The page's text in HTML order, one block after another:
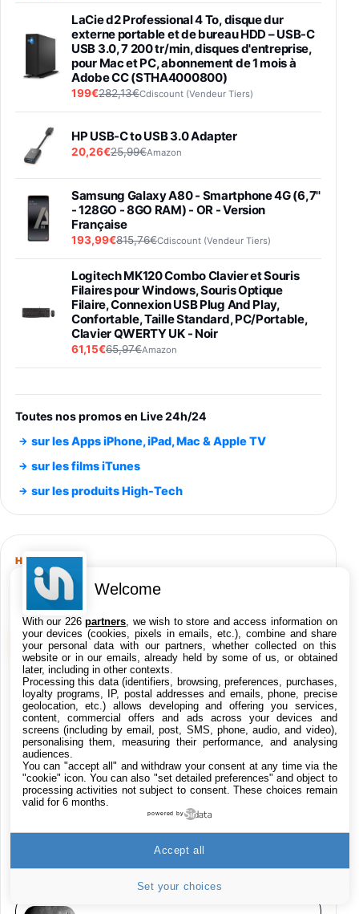
LaCie d2 Professional 4 To, disque dur
externe portable et de bureau HDD – USB-C
USB 3.0, 7 200 tr/min, disques d'entreprise,
pour Mac et PC, abonnement de 1 mois à
Adobe CC (STHA4000800)
199€282,13€Cdiscount (Vendeur Tiers)
HP USB-C to USB 3.0 Adapter
20,26€25,99€Amazon
Samsung Galaxy A80 - Smartphone 4G (6,7''
- 128GO - 8GO RAM) - OR - Version
Française
193,99€815,76€Cdiscount (Vendeur Tiers)
Logitech MK120 Combo Clavier et Souris
Filaires pour Windows, Souris Optique
Filaire, Connexion USB Plug And Play,
Confortable, Taille Standard, PC/Portable,
Clavier QWERTY UK - Noir
61,15€65,97€Amazon
entraénement direct 3 vitesses (33-45-78
trs/min) avec pre-ampli intégré et port USB
Smartphone SAMSUNG Galaxy S26 Ultra
891,99€1199€Fnac (Vendeur Tiers)
Smartphone SAMSUNG Galaxy S26+ Violet
648,63€834,71€Fnac (Vendeur Tiers)
Samsung Galaxy Miracle Ultra, Smartphone
Android 5G avec Galaxy AI, 512 Go,
Chargeur Secteur Rapide 25W Inclus,
Smartphone déverrouillé, Noir, Version FR
1019€1399€Fnac (Vendeur Tiers)
Galaxy S26 Ultra 512 Go Bleu
1019€1399€Fnac (Vendeur Tiers)
Galaxy S26 Ultra 256 Go Violet
Fnac (Vendeur Tiers)
Philips SHK2000BL - Casque Enfant - Bleu &
Répartiteur Audio 5 Casques, Blanc
Toutes nos promos en Live 24h/24
sur les Apps iPhone, iPad, Mac & Apple TV
sur les films iTunes
sur les produits High-Tech
HIGH-TECH
EN CE MOMENT SUR KULTUREGEEK
VOIR KULTUREGEEK →
Le film Zelda a trouvé son acteur pour
incarner Ganondorf
ChatGPT : la version gratuite ne limite
plus le nombre de messages
Reddit annonce Rules Hub, de l’IA pour la
modération des contenus
Welcome
With our 226partners , we wish to store and access information on
your devices (cookies, pixels in emails, etc.), combine and share
your personal data with our partners, whether collected on this
website or in our emails, already held by some of us, or obtained
later, including in other contexts.
Processing this data (identifiers, browsing, preferences, purchases,
loyalty programs, IP, postal addresses and emails, phone, precise
geolocation, etc.) allows developing and offering you services,
content, commercial offers and ads across your devices and
screens (including by email, post, SMS, phone, audio, and video),
personalising them, measuring their performance, and analysing
audiences.
You can "accept all" and withdraw your consent at any time via the
"cookie" icon. You can also "set detailed preferences" and object to
processing activities not subject to consent. These choices remain
valid for 6 months.
powered by
Set your choices
Accept all